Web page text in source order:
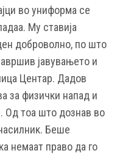
во униформа се
Му ставија
доброволно, по што
јавувањето и
Центар. Дадов
за физички напад и
Од тоа што дознав во
Беше
немаат право да го